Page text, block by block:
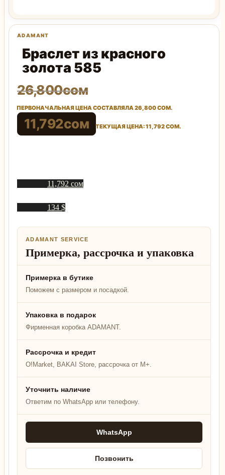
Браслет из красного
золота 585
26,800сом
ПЕРВОНАЧАЛЬНАЯ ЦЕНА СОСТАВЛЯЛА 26,800 СОМ.
11,792сом ТЕКУЩАЯ ЦЕНА: 11,792 СОМ.
11,792 сом
134 $
ADAMANT SERVICE
Примерка, рассрочка и упаковка
Примерка в бутике
Поможем с размером и посадкой.
Упаковка в подарок
Фирменная коробка ADAMANT.
Рассрочка и кредит
O!Market, BAKAI Store, рассрочка от M+.
Уточнить наличие
Ответим по WhatsApp или телефону.
WhatsApp
Позвонить